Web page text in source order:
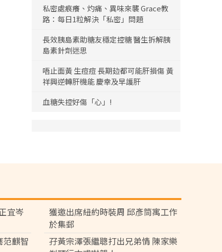
私密處痕癢、灼痛、異味來襲 Grace教
路：每日1粒解決「私密」問題
長效胰島素助糖友穩定控糖 醫生拆解胰
島素針劑迷思
唔止面黃 生痘痘 長期攰都可能肝損傷 黃
祥興逆轉肝機能 慶幸及早護肝
血糖失控好傷「心」!
宜岑
獲邀出席紐約時裝周 邱彥筒寓工作
於集郵
范麒智
孖黃宗澤張繼聰打出兄弟情 陳家樂